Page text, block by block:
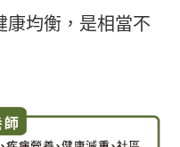
康均衡，是相當不